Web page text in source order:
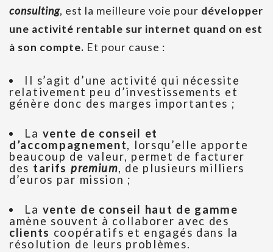
consulting, est la meilleure voie pour développer
une activité rentable sur internet quand on est
à son compte. Et pour cause :
Il s’agit d’une activité qui nécessite
relativement peu d’investissements et
génère donc des marges importantes ;
La vente de conseil et
d’accompagnement, lorsqu’elle apporte
beaucoup de valeur, permet de facturer
des tarifs premium, de plusieurs milliers
d’euros par mission ;
La vente de conseil haut de gamme
amène souvent à collaborer avec des
clients coopératifs et engagés dans la
résolution de leurs problèmes.